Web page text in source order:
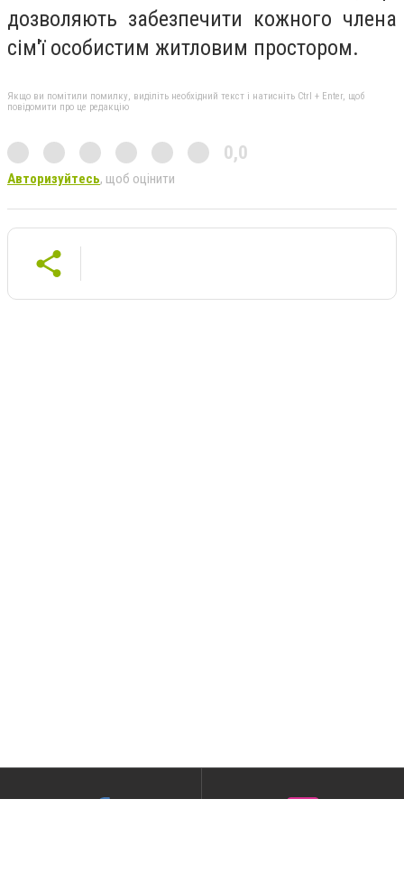
дозволяють забезпечити кожного члена
сім'ї особистим житловим простором.
Якщо ви помітили помилку, виділіть необхідний текст і натисніть Ctrl + Enter, щоб
повідомити про це редакцію
0,0
Авторизуйтесь, щоб оцінити